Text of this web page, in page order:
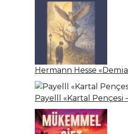
Hermann Hesse
Payelll «Kartal Pençesi